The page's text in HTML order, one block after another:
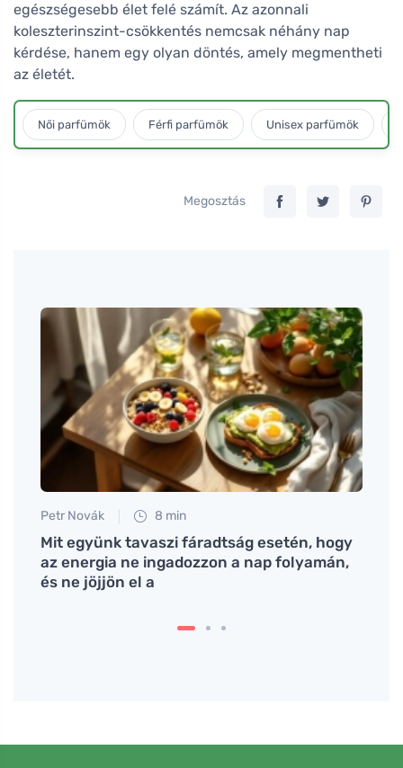
egészségesebb élet felé számít. Az azonnali
koleszterinszint-csökkentés nemcsak néhány nap
kérdése, hanem egy olyan döntés, amely megmentheti
az életét.
Női parfümök Férfi parfümök Unisex parfümök
Megosztás
Petr Novák 8 min
Mit együnk tavaszi fáradtság esetén, hogy
az energia ne ingadozzon a nap folyamán,
és ne jöjjön el a